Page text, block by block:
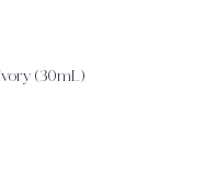
DÉTAILS
(30mL)